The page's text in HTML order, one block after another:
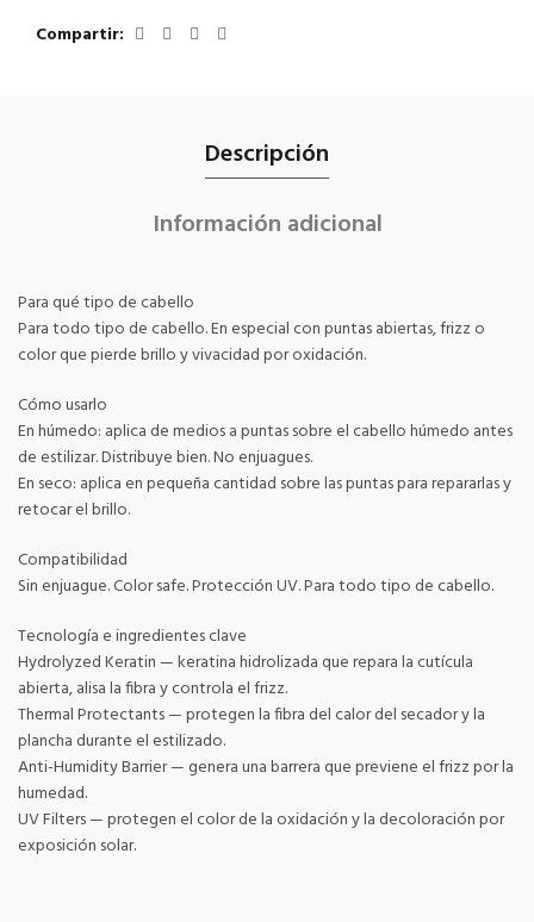
Compartir
Descripción
Información adicional
Para qué tipo de cabello
Para todo tipo de cabello. En especial con puntas abiertas, frizz o
color que pierde brillo y vivacidad por oxidación.
Cómo usarlo
En húmedo: aplica de medios a puntas sobre el cabello húmedo antes
de estilizar. Distribuye bien. No enjuagues.
En seco: aplica en pequeña cantidad sobre las puntas para repararlas y
retocar el brillo.
Compatibilidad
Sin enjuague. Color safe. Protección UV. Para todo tipo de cabello.
Tecnología e ingredientes clave
Hydrolyzed Keratin — keratina hidrolizada que repara la cutícula
abierta, alisa la fibra y controla el frizz.
Thermal Protectants — protegen la fibra del calor del secador y la
plancha durante el estilizado.
Anti-Humidity Barrier — genera una barrera que previene el frizz por la
humedad.
UV Filters — protegen el color de la oxidación y la decoloración por
exposición solar.